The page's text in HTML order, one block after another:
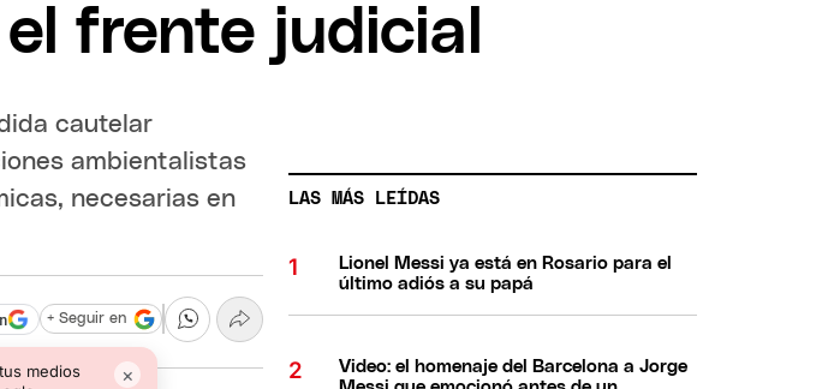
frente judicial
cautelar
ambientalistas
necesarias en
medios
×
+ Seguir en
LAS MÁS LEÍDAS
Lionel Messi ya está en Rosario para el
último adiós a su papá
Video: el homenaje del Barcelona a Jorge